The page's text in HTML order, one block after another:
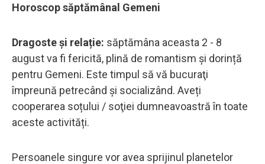
Horoscop săptămânal Gemeni
Dragoste și relație: săptămâna aceasta 2 - 8
august va fi fericită, plină de romantism și dorință
pentru Gemeni. Este timpul să vă bucuraţi
împreună petrecând și socializând. Aveți
cooperarea soțului / soţiei dumneavoastră în toate
aceste activități.
Persoanele singure vor avea sprijinul planetelor